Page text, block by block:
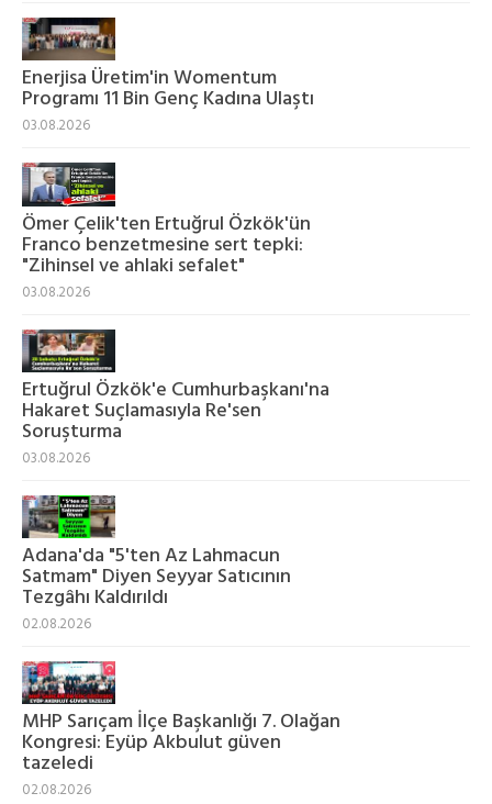
Enerjisa Üretim'in Womentum
Programı 11 Bin Genç Kadına Ulaştı
03.08.2026
Ömer Çelik'ten Ertuğrul Özkök'ün
Franco benzetmesine sert tepki:
"Zihinsel ve ahlaki sefalet"
03.08.2026
Ertuğrul Özkök'e Cumhurbaşkanı'na
Hakaret Suçlamasıyla Re'sen
Soruşturma
03.08.2026
Adana'da "5'ten Az Lahmacun
Satmam" Diyen Seyyar Satıcının
Tezgâhı Kaldırıldı
02.08.2026
MHP Sarıçam İlçe Başkanlığı 7. Olağan
Kongresi: Eyüp Akbulut güven
tazeledi
02.08.2026